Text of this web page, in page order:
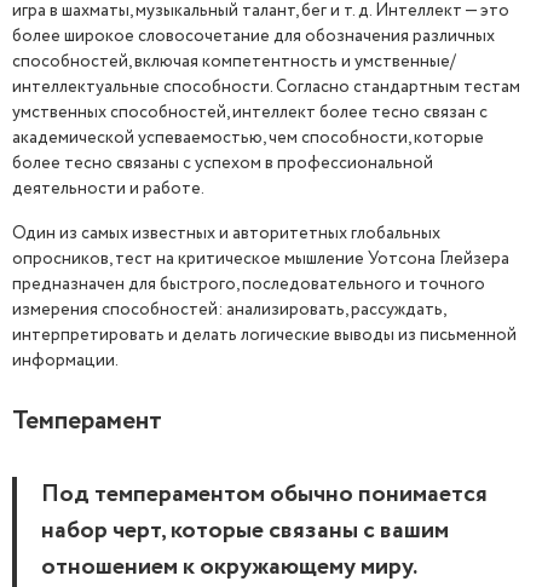
игра в шахматы, музыкальный талант, бег и т. д. Интеллект — это
более широкое словосочетание для обозначения различных
способностей, включая компетентность и умственные/
интеллектуальные способности. Согласно стандартным тестам
умственных способностей, интеллект более тесно связан с
академической успеваемостью, чем способности, которые
более тесно связаны с успехом в профессиональной
деятельности и работе.
Один из самых известных и авторитетных глобальных
опросников, тест на критическое мышление Уотсона Глейзера
предназначен для быстрого, последовательного и точного
измерения способностей: анализировать, рассуждать,
интерпретировать и делать логические выводы из письменной
информации.
Темперамент
Под темпераментом обычно понимается
набор черт, которые связаны с вашим
отношением к окружающему миру.